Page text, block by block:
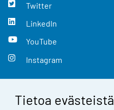
Tietoa evästeistä
Twitter
LinkedIn
YouTube
Instagram
Yhteystiedot